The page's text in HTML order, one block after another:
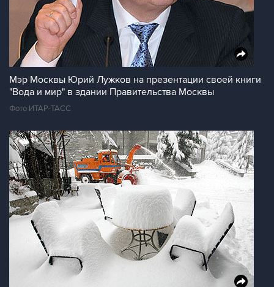
Мэр Москвы Юрий Лужков на презентации своей книги
"Вода и мир" в здании Правительства Москвы
Фото ИТАР-ТАСС